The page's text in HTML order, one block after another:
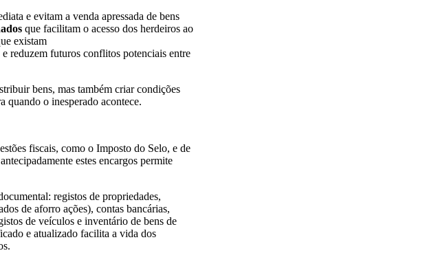
e evitam a venda apressada de bens
que facilitam o acesso dos herdeiros ao
existam
reduzem futuros conflitos potenciais entre
bens, mas também criar condições
quando o inesperado acontece.
fiscais, como o Imposto do Selo, e de
estes encargos permite
registos de propriedades,
de aforro ações), contas bancárias,
de veículos e inventário de bens de
e atualizado facilita a vida dos